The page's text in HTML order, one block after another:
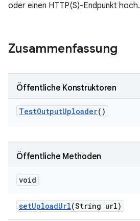
oder einen HTTP(S)-Endpunkt hoch.
Zusammenfassung
Öffentliche Konstruktoren
TestOutputUploader()
Öffentliche Methoden
void
setUploadUrl(String url)